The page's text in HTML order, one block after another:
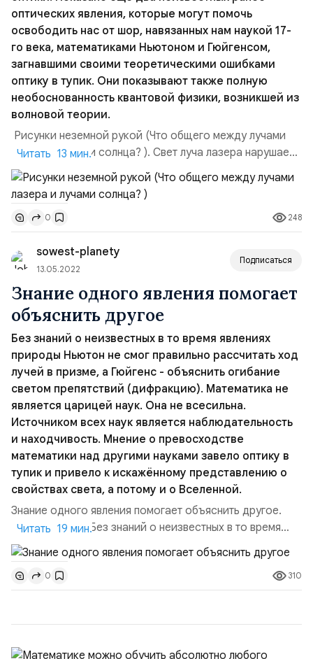
оптических явления, которые могут помочь
освободить нас от шор, навязанных нам наукой 17-
го века, математиками Ньютоном и Гюйгенсом,
загнавшими своими теоретическими ошибками
оптику в тупик. Они показывают также полную
необоснованность квантовой физики, возникшей из
волновой теории.
Рисунки неземной рукой (Что общего между лучами
лазера и лучами солнца? ). Свет луча лазера нарушает
общеизвестные законы оптики. Показано ещё два
неизвестных ранее оптических явления, которые могут
помочь освободить нас от шор, навязанных нам наукой
17-го века, математиками Ньютоном и Гюйгенсом,
загнавшими своими теоретическими ошибками оптику
в ...
Читать 13 мин.
0 248
sowest-planety
13.05.2022
Подписаться
Знание одного явления помогает
объяснить другое
Без знаний о неизвестных в то время явлениях
природы Ньютон не смог правильно рассчитать ход
лучей в призме, а Гюйгенс - объяснить огибание
светом препятствий (дифракцию). Математика не
является царицей наук. Она не всесильна.
Источником всех наук является наблюдательность
и находчивость. Мнение о превосходстве
математики над другими науками завело оптику в
тупик и привело к искажённому представлению о
свойствах света, а потому и о Вселенной.
Знание одного явления помогает объяснить другое.
Без знаний о неизвестных в то время
явлениях природы Ньютон не
смог правильно рассчитать ход лучей в призме, а
Гюйгенс - объяснить огибание светом
препятствий ...
Читать 19 мин.
0 310